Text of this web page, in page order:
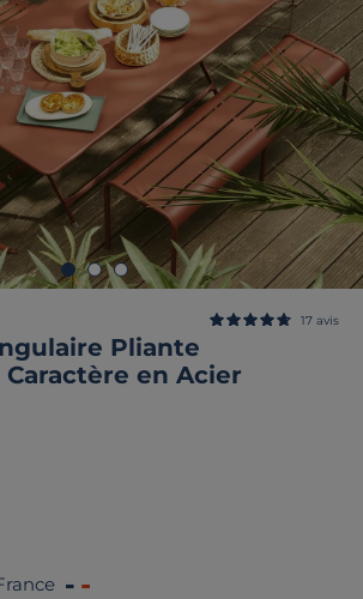
Pliante
Caractère en Acier
17 avis